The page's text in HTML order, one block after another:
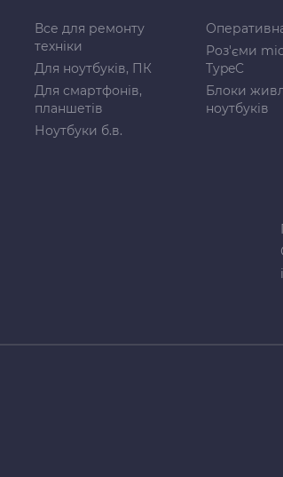
Все для ремонту
техніки
Для ноутбуків, ПК
Для смартфонів,
планшетів
Ноутбуки б.в.
Роз'єми
TypeC
Блоки
ноутбуків